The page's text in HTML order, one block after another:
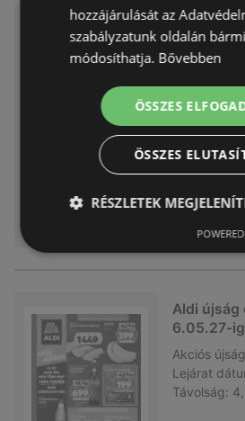
Aldi újság
6.05.31-ig
Akciós újság
Lejárat
Távolság:
Aldi újság
6.05.27-ig
Akciós újság
Lejárat
Távolság:
hozzájárulását az
szabályzatunk oldalán
módosíthatja. Bővebben
ÖSSZES
ÖSSZES
RÉSZLETEK